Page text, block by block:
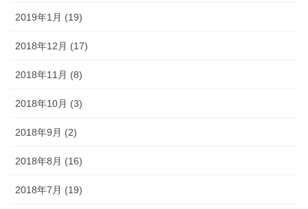
2019年1月 (19)
2018年12月 (17)
2018年11月 (8)
2018年10月 (3)
2018年9月 (2)
2018年8月 (16)
2018年7月 (19)